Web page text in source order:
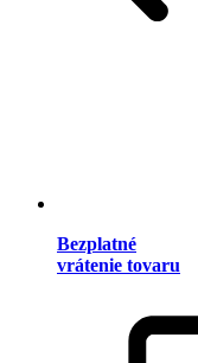
Bezplatné
vrátenie tovaru